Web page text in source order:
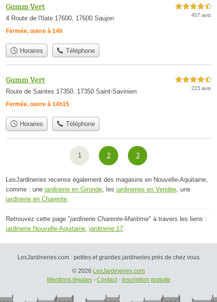
Gamm Vert
4 Route de l'Ilate 17600, 17600 Saujon
Fermée, ouvre à 14h
4,5 étoiles sur 5
457 avis
Horaires Téléphone
Gamm Vert
Route de Saintes 17350, 17350 Saint-Savinien
Fermée, ouvre à 14h15
4,5 étoiles sur 5
223 avis
Horaires Téléphone
1 2 3
LesJardineries recense également des magasins en Nouvelle-Aquitaine,
comme : une jardinerie en Gironde , les jardineries en Vendée , une
jardinerie en Charente
Retrouvez cette page "jardinerie Charente-Maritime" à travers les liens :
jardinerie Nouvelle-Aquitaine jardinerie 17
LesJardineries.com : petites et grandes jardineries près de chez vous
© 2026 LesJardineries.com
Mentions légales- Contact- Inscription gratuite